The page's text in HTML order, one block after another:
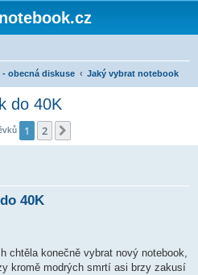
obecná diskuse Jaký vybrat notebook
do 40K
1 2
40K
chtěla konečně vybrat nový notebook,
kromě modrých smrtí asi brzy zakusí